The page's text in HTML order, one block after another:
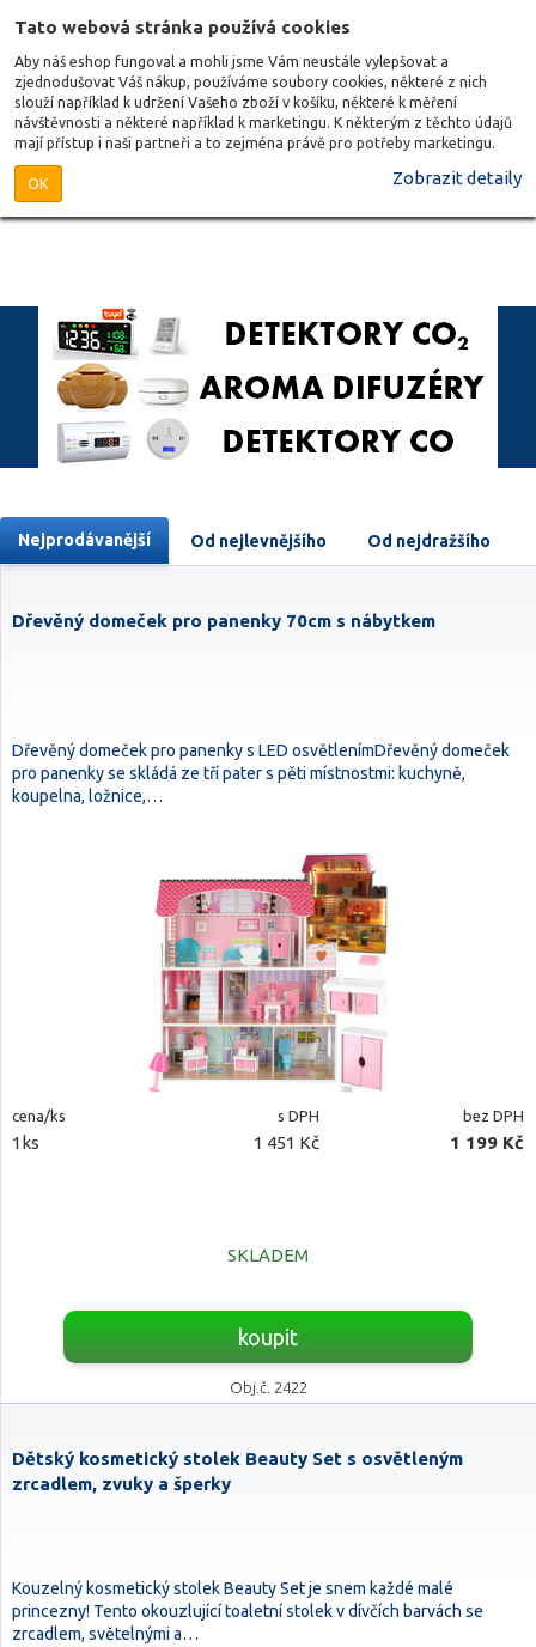
Tato webová stránka používá cookies
Aby náš eshop fungoval a mohli jsme Vám neustále vylepšovat a
zjednodušovat Váš nákup, používáme soubory cookies, některé z nich
slouží například k udržení Vašeho zboží v košíku, některé k měření
návštěvnosti a některé například k marketingu. K některým z těchto údajů
mají přístup i naši partneři a to zejména právě pro potřeby marketingu.
OK Zobrazit detaily
Nejprodávanější Od nejlevnějšího Od nejdražšího
Dřevěný domeček pro panenky 70cm s nábytkem
Dřevěný domeček pro panenky s LED osvětlenímDřevěný domeček
pro panenky se skládá ze tří pater s pěti místnostmi: kuchyně,
koupelna, ložnice,…
cena/ks s DPH bez DPH
1ks 1 451 Kč 1 199 Kč
SKLADEM
koupit
Obj.č. 2422
Dětský kosmetický stolek Beauty Set s osvětleným
zrcadlem, zvuky a šperky
Kouzelný kosmetický stolek Beauty Set je snem každé malé
princezny! Tento okouzlující toaletní stolek v dívčích barvách se
zrcadlem, světelnými a…